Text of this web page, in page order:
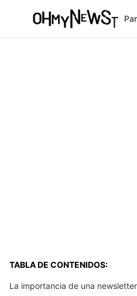
TABLA DE CONTENIDOS:
La importancia de una